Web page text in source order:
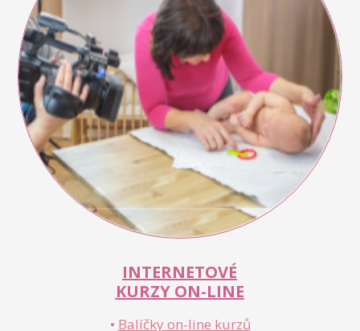
INTERNETOVÉ
KURZY ON-LINE
• Balíčky on-line kurzů